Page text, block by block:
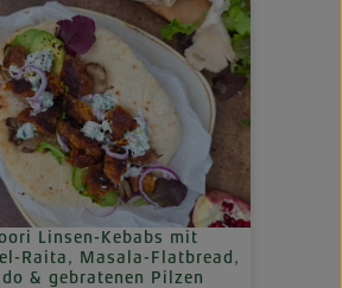
Linsen-Kebabs mit
Raita, Masala-Flatbread,
& gebratenen Pilzen